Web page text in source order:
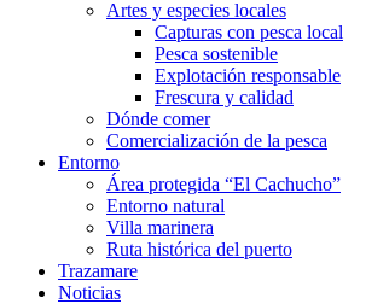
Artes y especies locales
Capturas con pesca local
Pesca sostenible
Explotación responsable
Frescura y calidad
Dónde comer
Comercialización de la pesca
Entorno
Área protegida “El Cachucho”
Entorno natural
Villa marinera
Ruta histórica del puerto
Trazamare
Noticias